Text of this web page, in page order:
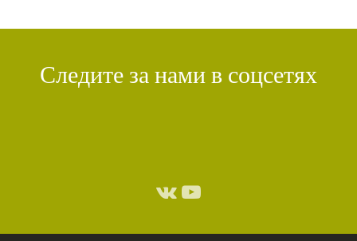
Следите за нами в соцсетях